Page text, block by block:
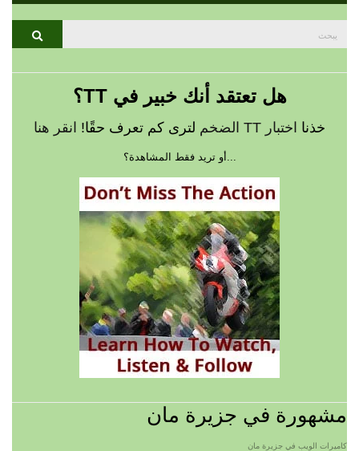
يبحث
هل تعتقد أنك خبير في TT؟
خذنا اختبار TT الضخم لترى كم تعرف حقًا! انقر هنا
...أو تريد فقط المشاهدة؟
مشهورة في جزيرة مان
كاميرات الويب في جزيرة مان